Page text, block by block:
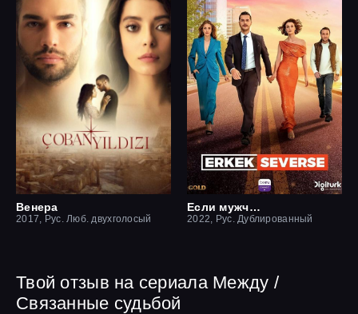
Венера
2017, Рус. Люб. двухголосый
Если мужчина влюблен
2022, Рус. Дублированный
Твой отзыв на сериала Между /
Связанные судьбой